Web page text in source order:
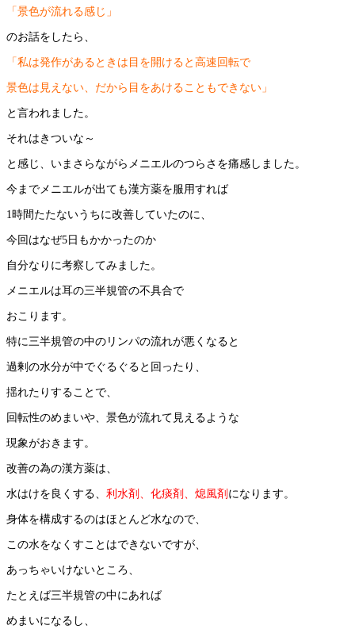
「景色が流れる感じ」
のお話をしたら、
「私は発作があるときは目を開けると高速回転で
景色は見えない、だから目をあけることもできない」
と言われました。
それはきついな～
と感じ、いまさらながらメニエルのつらさを痛感しました。
今までメニエルが出ても漢方薬を服用すれば
1時間たたないうちに改善していたのに、
今回はなぜ5日もかかったのか
自分なりに考察してみました。
メニエルは耳の三半規管の不具合で
おこります。
特に三半規管の中のリンパの流れが悪くなると
過剰の水分が中でぐるぐると回ったり、
揺れたりすることで、
回転性のめまいや、景色が流れて見えるような
現象がおきます。
改善の為の漢方薬は、
水はけを良くする、 利水剤、化痰剤、 熄風剤 になります。
身体を構成するのはほとんど水なので、
この水をなくすことはできないですが、
あっちゃいけないところ、
たとえば三半規管の中にあれば
めまいになるし、